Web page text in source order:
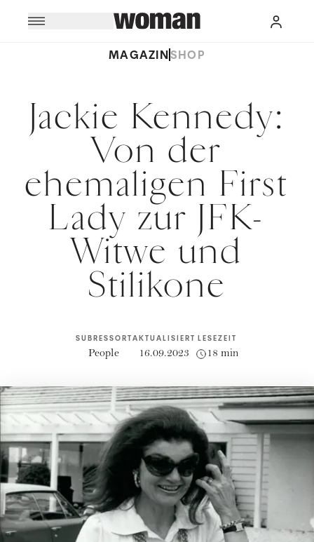
MAGAZINSHOP
Jackie Kennedy:
Von der
ehemaligen First
Lady zur JFK-
Witwe und
Stilikone
SUBRESSORT
People
AKTUALISIERT
16.09.2023
LESEZEIT
18 min